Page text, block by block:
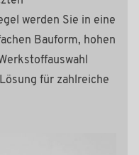
werden Sie in eine
Bauform, hohen
für zahlreiche